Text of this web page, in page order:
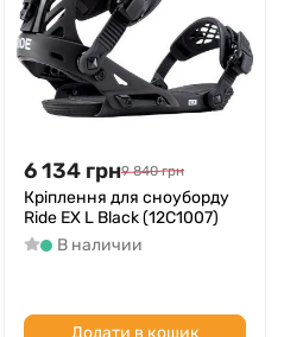
6 134 грн9 840 грн
Кріплення для сноуборду
Ride EX L Black (12C1007)
В наличии
Додати в кошик